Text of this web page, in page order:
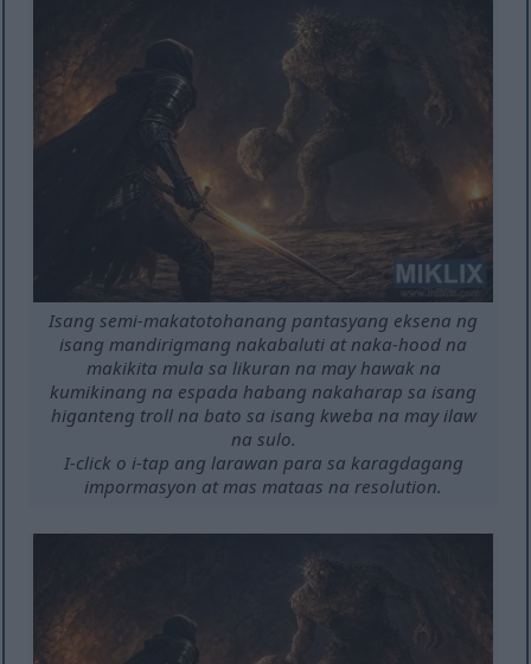
Isang semi-makatotohanang pantasyang eksena ng
isang mandirigmang nakabaluti at naka-hood na
makikita mula sa likuran na may hawak na
kumikinang na espada habang nakaharap sa isang
higanteng troll na bato sa isang kweba na may ilaw
na sulo.
I-click o i-tap ang larawan para sa karagdagang
impormasyon at mas mataas na resolution.